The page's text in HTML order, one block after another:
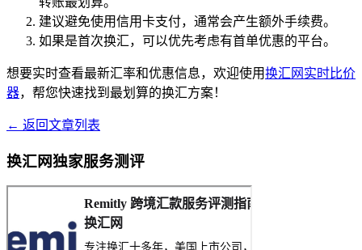
建议避免使用信用卡支付，通常会产生额外手续费。
如果是首次换汇，可以优先考虑有首单优惠的平台。
想要实时查看最新汇率和优惠信息，欢迎使用换汇网实时比价
器，帮您快速找到最划算的换汇方案！
← 返回文章列表
换汇网独家服务测评